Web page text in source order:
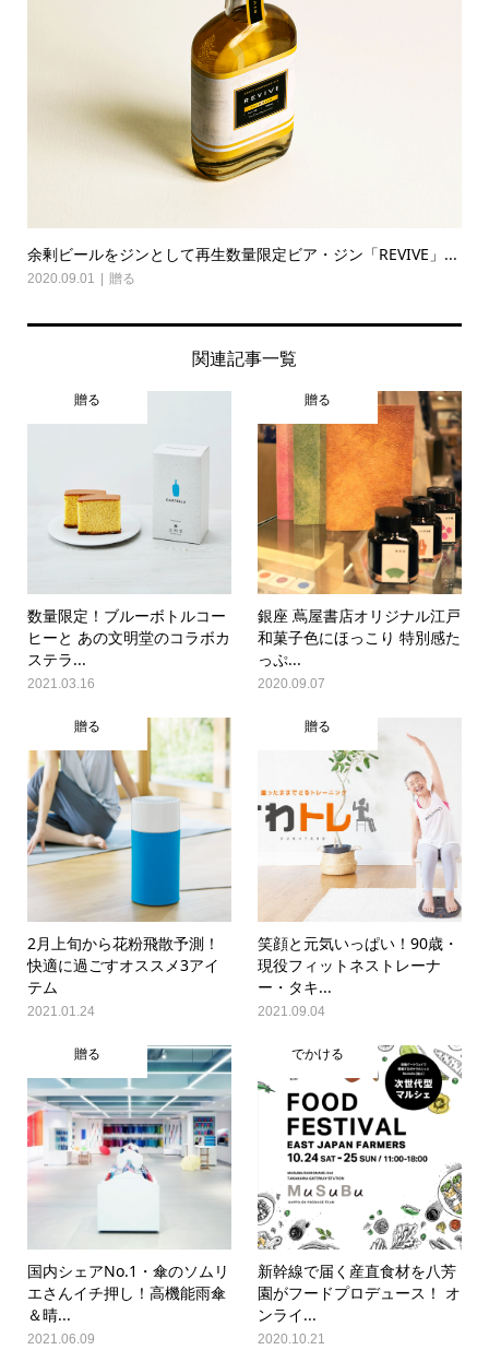
余剰ビールをジンとして再生数量限定ビア・ジン「REVIVE」...
2020.09.01 贈る
関連記事一覧
贈る
数量限定！ブルーボトルコー
ヒーと あの文明堂のコラボカ
ステラ...
2021.03.16
贈る
銀座 蔦屋書店オリジナル江戸
和菓子色にほっこり 特別感た
っぷ...
2020.09.07
贈る
2月上旬から花粉飛散予測！
快適に過ごすオススメ3アイ
テム
2021.01.24
贈る
笑顔と元気いっぱい！90歳・
現役フィットネストレーナ
ー・タキ...
2021.09.04
贈る
国内シェアNo.1・傘のソムリ
エさんイチ押し！高機能雨傘
＆晴...
2021.06.09
でかける
新幹線で届く産直食材を八芳
園がフードプロデュース！ オ
ンライ...
2020.10.21